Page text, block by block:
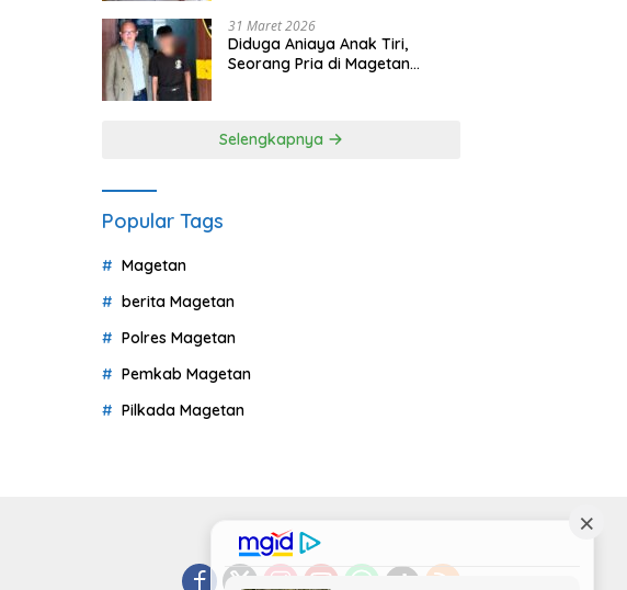
31 Maret 2026
Diduga Aniaya Anak Tiri,
Seorang Pria di Magetan
Selengkapnya
Popular Tags
Magetan
berita Magetan
Polres Magetan
Pemkab Magetan
Pilkada Magetan